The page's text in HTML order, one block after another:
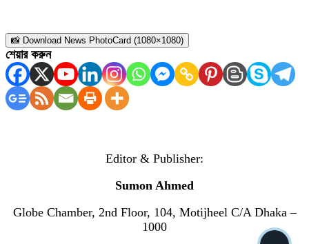
📸 Download News PhotoCard (1080×1080)
শেয়ার করুন
Editor & Publisher:
Sumon Ahmed
Globe Chamber, 2nd Floor, 104, Motijheel C/A Dhaka –
1000